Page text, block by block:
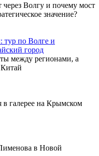
Волгу и почему мост
значение?
тур по Волге и
город
между регионами, а
галерее на Крымском
в Новой